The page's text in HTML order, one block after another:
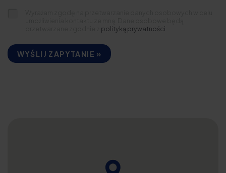
polityką prywatności
WYŚLIJ ZAPYTANIE »